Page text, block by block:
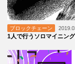
ブロックチェーン
1人で行うソロマイニン